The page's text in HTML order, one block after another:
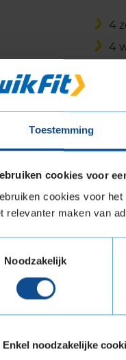
Toestemming
cookies voor
cookies voor
relevanter maken van
Noodzakelijk
Enkel noodzakelijke
4
4